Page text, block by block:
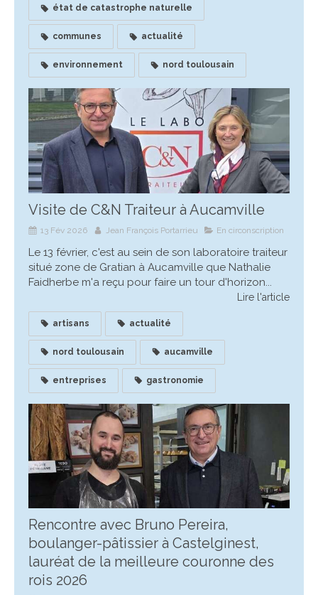
état de catastrophe naturelle
communes actualité
environnement nord toulousain
Visite de C&N Traiteur à Aucamville
13 Fév 2026 Jean François Portarrieu En circonscription
Le 13 février, c'est au sein de son laboratoire traiteur
situé zone de Gratian à Aucamville que Nathalie
Faidherbe m'a reçu pour faire un tour d'horizon...
Lire l'article
artisans actualité
nord toulousain aucamville
entreprises gastronomie
Rencontre avec Bruno Pereira,
boulanger-pâtissier à Castelginest,
lauréat de la meilleure couronne des
rois 2026